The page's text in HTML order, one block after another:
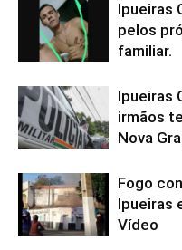
Ipueiras
pelos
familiar.
Ipueiras
irmãos
Nova
Fogo
Ipueiras
Vídeo